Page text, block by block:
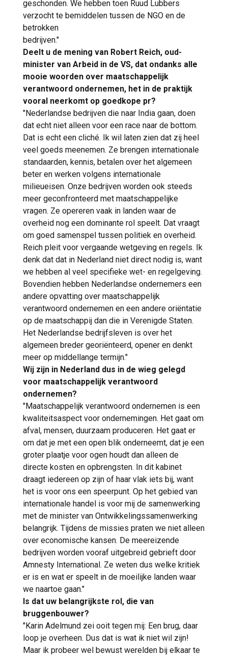
geschonden. We hebben toen Ruud Lubbers
verzocht te bemiddelen tussen de NGO en de
betrokken
bedrijven."
Deelt u de mening van Robert Reich, oud-
minister van Arbeid in de VS, dat ondanks alle
mooie woorden over maatschappelijk
verantwoord ondernemen, het in de praktijk
vooral neerkomt op goedkope pr?
"Nederlandse bedrijven die naar India gaan, doen
dat echt niet alleen voor een race naar de bottom.
Dat is echt een cliché. Ik wil laten zien dat zij heel
veel goeds meenemen. Ze brengen internationale
standaarden, kennis, betalen over het algemeen
beter en werken volgens internationale
milieueisen. Onze bedrijven worden ook steeds
meer geconfronteerd met maatschappelijke
vragen. Ze opereren vaak in landen waar de
overheid nog een dominante rol speelt. Dat vraagt
om goed samenspel tussen politiek en overheid.
Reich pleit voor vergaande wetgeving en regels. Ik
denk dat dat in Nederland niet direct nodig is, want
we hebben al veel specifieke wet- en regelgeving.
Bovendien hebben Nederlandse ondernemers een
andere opvatting over maatschappelijk
verantwoord ondernemen en een andere oriëntatie
op de maatschappij dan die in Verenigde Staten.
Het Nederlandse bedrijfsleven is over het
algemeen breder georiënteerd, opener en denkt
meer op middellange termijn."
Wij zijn in Nederland dus in de wieg gelegd
voor maatschappelijk verantwoord
ondernemen?
"Maatschappelijk verantwoord ondernemen is een
kwaliteitsaspect voor ondernemingen. Het gaat om
afval, mensen, duurzaam produceren. Het gaat er
om dat je met een open blik onderneemt, dat je een
groter plaatje voor ogen houdt dan alleen de
directe kosten en opbrengsten. In dit kabinet
draagt iedereen op zijn of haar vlak iets bij, want
het is voor ons een speerpunt. Op het gebied van
internationale handel is voor mij de samenwerking
met de minister van Ontwikkelingssamenwerking
belangrijk. Tijdens de missies praten we niet alleen
over economische kansen. De meereizende
bedrijven worden vooraf uitgebreid gebrieft door
Amnesty International. Ze weten dus welke kritiek
er is en wat er speelt in de moeilijke landen waar
we naartoe gaan."
Is dat uw belangrijkste rol, die van
bruggenbouwer?
"Karin Adelmund zei ooit tegen mij: Een brug, daar
loop je overheen. Dus dat is wat ik niet wil zijn!
Maar ik probeer wel bewust werelden bij elkaar te